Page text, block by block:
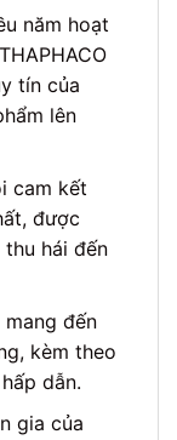
năm hoạt
tín của
lên
cam kết
được
hái đến
đến
kèm theo
dẫn.
gia của